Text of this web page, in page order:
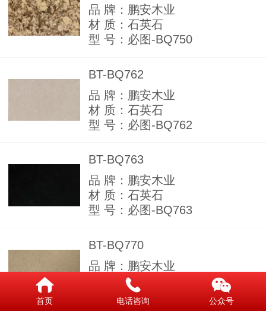
品 牌：鹏安木业
材 质：石英石
型 号：必图-BQ750
BT-BQ762
品 牌：鹏安木业
材 质：石英石
型 号：必图-BQ762
BT-BQ763
品 牌：鹏安木业
材 质：石英石
型 号：必图-BQ763
BT-BQ770
品 牌：鹏安木业
材 质：石英石
型 号：必图-BQ770
首页 电话咨询 公众号